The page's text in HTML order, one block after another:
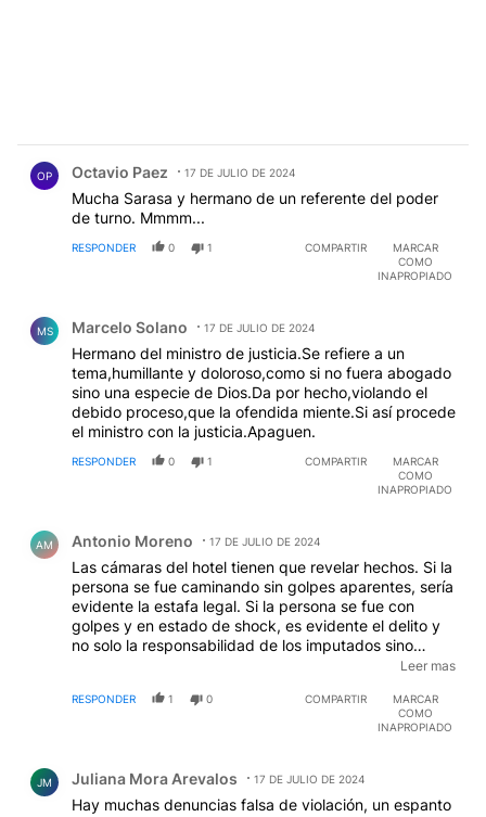
OP Octavio Paez 17 DE JULIO DE 2024
Mucha Sarasa y hermano de un referente del poder
de turno. Mmmm...
RESPONDER 0 1 COMPARTIR
MARCAR
COMO
INAPROPIADO
MS Marcelo Solano 17 DE JULIO DE 2024
Hermano del ministro de justicia.Se refiere a un
tema,humillante y doloroso,como si no fuera abogado
sino una especie de Dios.Da por hecho,violando el
debido proceso,que la ofendida miente.Si así procede
el ministro con la justicia.Apaguen.
RESPONDER 0 1 COMPARTIR
MARCAR
COMO
INAPROPIADO
AM Antonio Moreno 17 DE JULIO DE 2024
Las cámaras del hotel tienen que revelar hechos. Si la
persona se fue caminando sin golpes aparentes, sería
evidente la estafa legal. Si la persona se fue con
golpes y en estado de shock, es evidente el delito y
no solo la responsabilidad de los imputados sino
eventual modus operandi, en la que hay varias partes
implicadas, y no solo victima y victimarios sino
Leer mas
RESPONDER 1 0 COMPARTIR
MARCAR
COMO
INAPROPIADO
JM Juliana Mora Arevalos 17 DE JULIO DE 2024
Hay muchas denuncias falsa de violación, un espanto